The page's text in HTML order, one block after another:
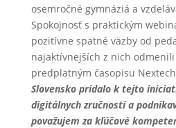
osemročné gymnáziá a
Spokojnosť s praktickým
pozitívne spätné väzby od
najaktívnejších z nich
predplatným časopisu
Slovensko pridalo k tejto
digitálnych zručností a
považujem za kľúčové